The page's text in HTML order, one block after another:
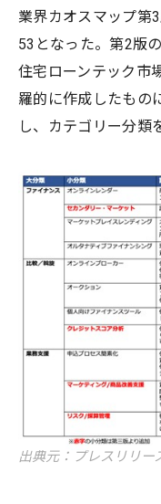
業界カオスマップ第
53となった。第2版
住宅ローンテック市
羅的に作成したもの
し、カテゴリー分類
出典元：プレスリリー